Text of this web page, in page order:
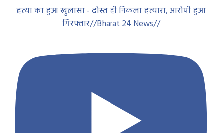
हत्या का हुआ खुलासा - दोस्त ही निकला हत्यारा, आरोपी हुआ
गिरफ्तार//Bharat 24 News//